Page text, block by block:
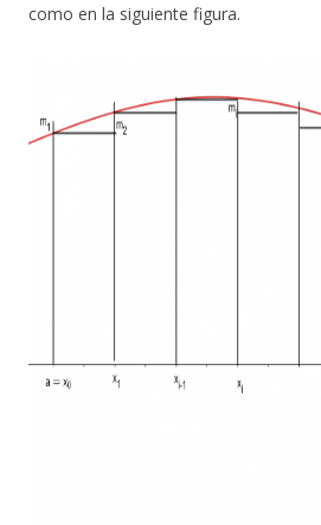
como en la siguiente figura.